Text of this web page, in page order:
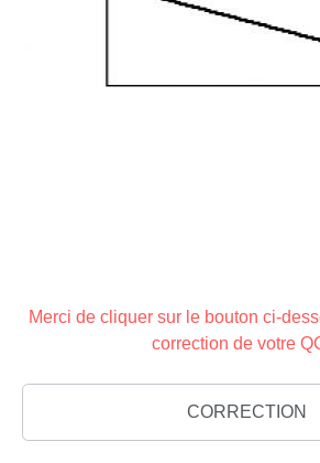
Merci de cliquer sur le bouton ci-
correction de votre